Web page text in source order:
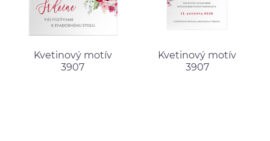
Kvetinový motív
3907
Kvetinový motív
3907